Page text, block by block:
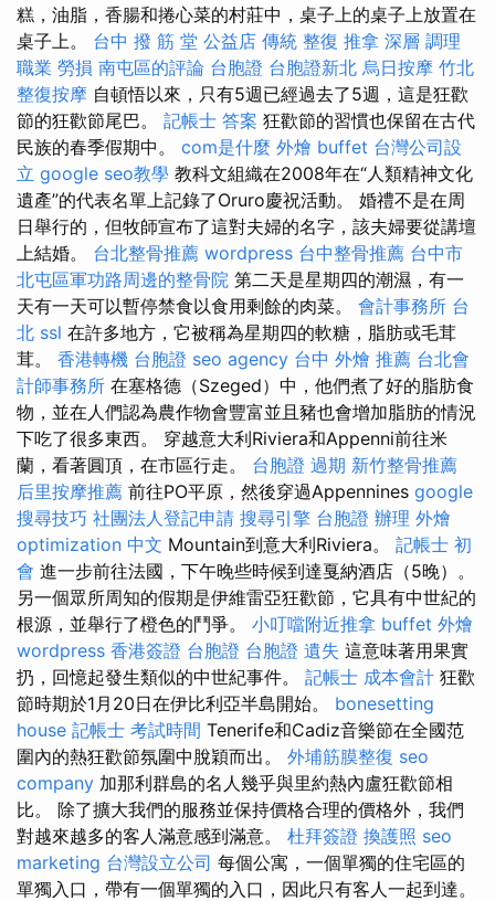
糕，油脂，香腸和捲心菜的村莊中，桌子上的桌子上放置在
桌子上。 台中 撥 筋 堂 公益店 傳統 整復 推拿 深層 調理
職業 勞損 南屯區的評論 台胞證 台胞證新北 烏日按摩 竹北
整復按摩 自頓悟以來，只有5週已經過去了5週，這是狂歡
節的狂歡節尾巴。 記帳士 答案 狂歡節的習慣也保留在古代
民族的春季假期中。 com是什麼 外燴 buffet 台灣公司設
立 google seo教學 教科文組織在2008年在“人類精神文化
遺產”的代表名單上記錄了Oruro慶祝活動。 婚禮不是在周
日舉行的，但牧師宣布了這對夫婦的名字，該夫婦要從講壇
上結婚。 台北整骨推薦 wordpress 台中整骨推薦 台中市
北屯區軍功路周邊的整骨院 第二天是星期四的潮濕，有一
天有一天可以暫停禁食以食用剩餘的肉菜。 會計事務所 台
北 ssl 在許多地方，它被稱為星期四的軟糖，脂肪或毛茸
茸。 香港轉機 台胞證 seo agency 台中 外燴 推薦 台北會
計師事務所 在塞格德（Szeged）中，他們煮了好的脂肪食
物，並在人們認為農作物會豐富並且豬也會增加脂肪的情況
下吃了很多東西。 穿越意大利Riviera和Appenni前往米
蘭，看著圓頂，在市區行走。 台胞證 過期 新竹整骨推薦
后里按摩推薦 前往PO平原，然後穿過Appennines google
搜尋技巧 社團法人登記申請 搜尋引擎 台胞證 辦理 外燴
optimization 中文 Mountain到意大利Riviera。 記帳士 初
會 進一步前往法國，下午晚些時候到達戛納酒店（5晚）。
另一個眾所周知的假期是伊維雷亞狂歡節，它具有中世紀的
根源，並舉行了橙色的鬥爭。 小叮噹附近推拿 buffet 外燴
wordpress 香港簽證 台胞證 台胞證 遺失 這意味著用果實
扔，回憶起發生類似的中世紀事件。 記帳士 成本會計 狂歡
節時期於1月20日在伊比利亞半島開始。 bonesetting
house 記帳士 考試時間 Tenerife和Cadiz音樂節在全國范
圍內的熱狂歡節氛圍中脫穎而出。 外埔筋膜整復 seo
company 加那利群島的名人幾乎與里約熱內盧狂歡節相
比。 除了擴大我們的服務並保持價格合理的價格外，我們
對越來越多的客人滿意感到滿意。 杜拜簽證 換護照 seo
marketing 台灣設立公司 每個公寓，一個單獨的住宅區的
單獨入口，帶有一個單獨的入口，因此只有客人一起到達。